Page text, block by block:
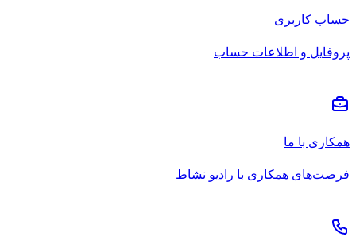
حساب کاربری
پروفایل و اطلاعات حساب
همکاری با ما
فرصت‌های همکاری با رادیو نشاط